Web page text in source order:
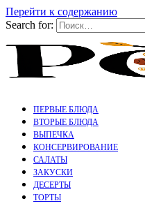
Перейти к содержанию
Search for:
ПЕРВЫЕ БЛЮДА
ВТОРЫЕ БЛЮДА
ВЫПЕЧКА
КОНСЕРВИРОВАНИЕ
САЛАТЫ
ЗАКУСКИ
ДЕСЕРТЫ
ТОРТЫ